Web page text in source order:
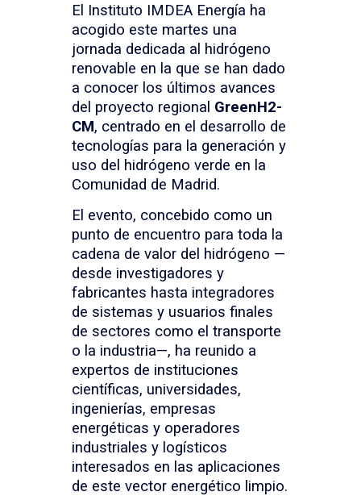
El Instituto IMDEA Energía ha
acogido este martes una
jornada dedicada al hidrógeno
renovable en la que se han dado
a conocer los últimos avances
del proyecto regional GreenH2-
CM, centrado en el desarrollo de
tecnologías para la generación y
uso del hidrógeno verde en la
Comunidad de Madrid.
El evento, concebido como un
punto de encuentro para toda la
cadena de valor del hidrógeno —
desde investigadores y
fabricantes hasta integradores
de sistemas y usuarios finales
de sectores como el transporte
o la industria—, ha reunido a
expertos de instituciones
científicas, universidades,
ingenierías, empresas
energéticas y operadores
industriales y logísticos
interesados en las aplicaciones
de este vector energético limpio.